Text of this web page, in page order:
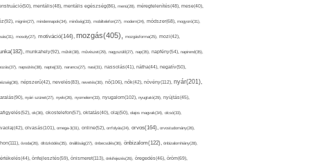
mentális(48), mentális egészség(86), menü(28), méregtelenítés(48), mese(40),
migrén(27), mindennapok(34), minőség(33), mobiltelefon(27), modern(24), módszer(68), mogyoró(31),
mosoly(27), motiváció(144), mozgás(405), mozgásforma(25), mozi(42),
munkahely(92), műtét(38), művészet(29), nagyszülő(27), nap(35), napfény(54), napirend(35),
napsütés(38), naptej(32), narancs(27), nasi(31), nassolás(41), nátha(44), negatív(50),
népszerű(42), nevelés(83), nevetés(30), nő(106), nők(42), növény(112), nyár(201),
nyári szünet(27), nyelv(26), nyomelem(33), nyugalom(102), nyugtató(29), nyújtás(45),
ok(36), okostelefon(57), oktatás(40), olaj(50), olajos magvak(34), olcsó(33),
olvasás(101), omega-3(31), online(52), orrfolyás(24), orvos(164), orvostudomány(26),
óvoda(26), öltözködés(35), önállóság(27), önbecsülés(36), önbizalom(122), önbizalomhiány(28),
önfejlesztés(59), önismeret(113), önkifejezés(26), öregedés(46), öröm(69),